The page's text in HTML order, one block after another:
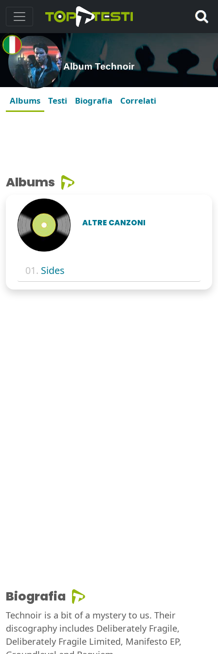
Album Technoir
Albums Testi Biografia Correlati
Albums
ALTRE CANZONI
01. Sides
Biografia
Technoir is a bit of a mystery to us. Their
discography includes Deliberately Fragile,
Deliberately Fragile Limited, Manifesto EP,